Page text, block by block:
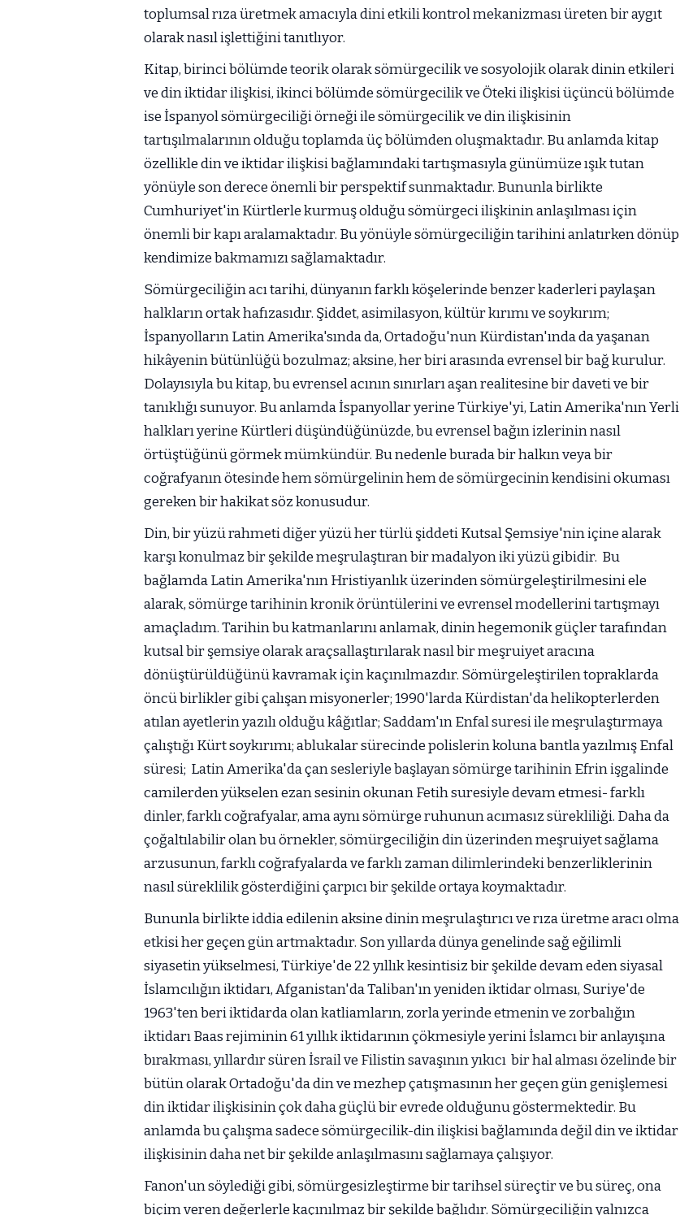
toplumsal rıza üretmek amacıyla dini etkili kontrol mekanizması üreten bir aygıt
olarak nasıl işlettiğini tanıtlıyor.
Kitap, birinci bölümde teorik olarak sömürgecilik ve sosyolojik olarak dinin etkileri
ve din iktidar ilişkisi, ikinci bölümde sömürgecilik ve Öteki ilişkisi üçüncü bölümde
ise İspanyol sömürgeciliği örneği ile sömürgecilik ve din ilişkisinin
tartışılmalarının olduğu toplamda üç bölümden oluşmaktadır. Bu anlamda kitap
özellikle din ve iktidar ilişkisi bağlamındaki tartışmasıyla günümüze ışık tutan
yönüyle son derece önemli bir perspektif sunmaktadır. Bununla birlikte
Cumhuriyet'in Kürtlerle kurmuş olduğu sömürgeci ilişkinin anlaşılması için
önemli bir kapı aralamaktadır. Bu yönüyle sömürgeciliğin tarihini anlatırken dönüp
kendimize bakmamızı sağlamaktadır.
Sömürgeciliğin acı tarihi, dünyanın farklı köşelerinde benzer kaderleri paylaşan
halkların ortak hafızasıdır. Şiddet, asimilasyon, kültür kırımı ve soykırım;
İspanyolların Latin Amerika'sında da, Ortadoğu'nun Kürdistan'ında da yaşanan
hikâyenin bütünlüğü bozulmaz; aksine, her biri arasında evrensel bir bağ kurulur.
Dolayısıyla bu kitap, bu evrensel acının sınırları aşan realitesine bir daveti ve bir
tanıklığı sunuyor. Bu anlamda İspanyollar yerine Türkiye'yi, Latin Amerika'nın Yerli
halkları yerine Kürtleri düşündüğünüzde, bu evrensel bağın izlerinin nasıl
örtüştüğünü görmek mümkündür. Bu nedenle burada bir halkın veya bir
coğrafyanın ötesinde hem sömürgelinin hem de sömürgecinin kendisini okuması
gereken bir hakikat söz konusudur.
Din, bir yüzü rahmeti diğer yüzü her türlü şiddeti Kutsal Şemsiye'nin içine alarak
karşı konulmaz bir şekilde meşrulaştıran bir madalyon iki yüzü gibidir. Bu
bağlamda Latin Amerika'nın Hristiyanlık üzerinden sömürgeleştirilmesini ele
alarak, sömürge tarihinin kronik örüntülerini ve evrensel modellerini tartışmayı
amaçladım. Tarihin bu katmanlarını anlamak, dinin hegemonik güçler tarafından
kutsal bir şemsiye olarak araçsallaştırılarak nasıl bir meşruiyet aracına
dönüştürüldüğünü kavramak için kaçınılmazdır. Sömürgeleştirilen topraklarda
öncü birlikler gibi çalışan misyonerler; 1990'larda Kürdistan'da helikopterlerden
atılan ayetlerin yazılı olduğu kâğıtlar; Saddam'ın Enfal suresi ile meşrulaştırmaya
çalıştığı Kürt soykırımı; ablukalar sürecinde polislerin koluna bantla yazılmış Enfal
süresi; Latin Amerika'da çan sesleriyle başlayan sömürge tarihinin Efrin işgalinde
camilerden yükselen ezan sesinin okunan Fetih suresiyle devam etmesi- farklı
dinler, farklı coğrafyalar, ama aynı sömürge ruhunun acımasız sürekliliği. Daha da
çoğaltılabilir olan bu örnekler, sömürgeciliğin din üzerinden meşruiyet sağlama
arzusunun, farklı coğrafyalarda ve farklı zaman dilimlerindeki benzerliklerinin
nasıl süreklilik gösterdiğini çarpıcı bir şekilde ortaya koymaktadır.
Bununla birlikte iddia edilenin aksine dinin meşrulaştırıcı ve rıza üretme aracı olma
etkisi her geçen gün artmaktadır. Son yıllarda dünya genelinde sağ eğilimli
siyasetin yükselmesi, Türkiye'de 22 yıllık kesintisiz bir şekilde devam eden siyasal
İslamcılığın iktidarı, Afganistan'da Taliban'ın yeniden iktidar olması, Suriye'de
1963'ten beri iktidarda olan katliamların, zorla yerinde etmenin ve zorbalığın
iktidarı Baas rejiminin 61 yıllık iktidarının çökmesiyle yerini İslamcı bir anlayışına
bırakması, yıllardır süren İsrail ve Filistin savaşının yıkıcı bir hal alması özelinde bir
bütün olarak Ortadoğu'da din ve mezhep çatışmasının her geçen gün genişlemesi
din iktidar ilişkisinin çok daha güçlü bir evrede olduğunu göstermektedir. Bu
anlamda bu çalışma sadece sömürgecilik-din ilişkisi bağlamında değil din ve iktidar
ilişkisinin daha net bir şekilde anlaşılmasını sağlamaya çalışıyor.
Fanon'un söylediği gibi, sömürgesizleştirme bir tarihsel süreçtir ve bu süreç, ona
biçim veren değerlerle kaçınılmaz bir şekilde bağlıdır. Sömürgeciliğin yalnızca